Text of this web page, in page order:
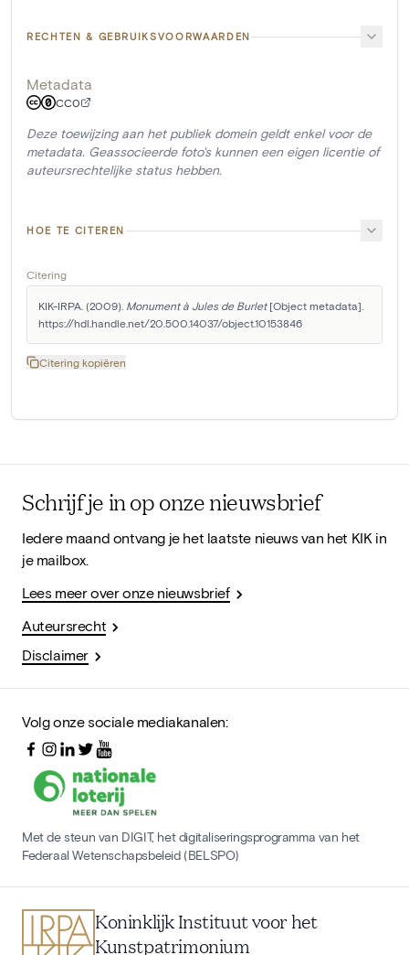
RECHTEN & GEBRUIKSVOORWAARDEN
Metadata
CC0
Deze toewijzing aan het publiek domein geldt enkel voor de
metadata. Geassocieerde foto's kunnen een eigen licentie of
auteursrechtelijke status hebben.
HOE TE CITEREN
Citering
KIK-IRPA. (2009). Monument à Jules de Burlet [Object metadata].
https://hdl.handle.net/20.500.14037/object.10153846
Citering kopiëren
Schrijf je in op onze nieuwsbrief
Iedere maand ontvang je het laatste nieuws van het KIK in
je mailbox.
Lees meer over onze nieuwsbrief
Auteursrecht
Disclaimer
Volg onze sociale mediakanalen:
Met de steun van DIGIT, het digitaliseringsprogramma van het
Federaal Wetenschapsbeleid (BELSPO)
Koninklijk Instituut voor het
Kunstpatrimonium